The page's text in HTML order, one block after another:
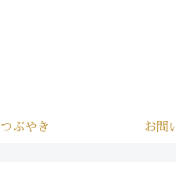
つぶやき お問